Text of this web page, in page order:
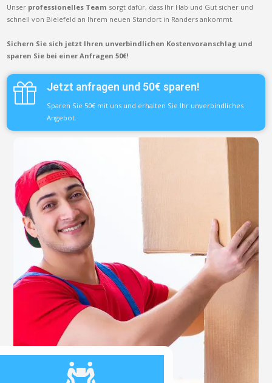
Unser professionelles Team sorgt dafür, dass Ihr Hab und Gut sicher und
schnell von Bielefeld an Ihrem neuen Standort in Randers ankommt.
Sichern Sie sich jetzt Ihren unverbindlichen Kostenvoranschlag und
sparen Sie bei einer Anfragen 50€!
Jetzt anfragen und 50€ sparen!
Sparen Sie 50€ mit uns und erhalten Sie Ihr unverbindliches
Angebot.